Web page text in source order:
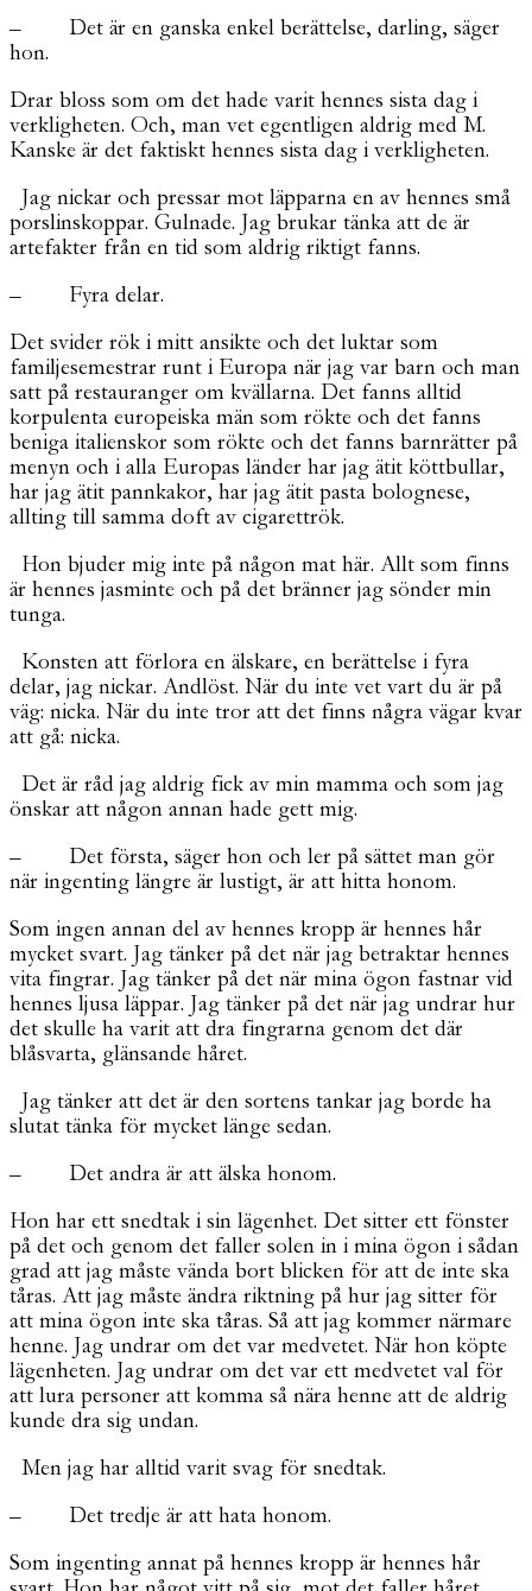
– Det är en ganska enkel berättelse, darling, säger
hon.
Drar bloss som om det hade varit hennes sista dag i
verkligheten. Och, man vet egentligen aldrig med M.
Kanske är det faktiskt hennes sista dag i verkligheten.
Jag nickar och pressar mot läpparna en av hennes små
porslinskoppar. Gulnade. Jag brukar tänka att de är
artefakter från en tid som aldrig riktigt fanns.
– Fyra delar.
Det svider rök i mitt ansikte och det luktar som
familjesemestrar runt i Europa när jag var barn och man
satt på restauranger om kvällarna. Det fanns alltid
korpulenta europeiska män som rökte och det fanns
beniga italienskor som rökte och det fanns barnrätter på
menyn och i alla Europas länder har jag ätit köttbullar,
har jag ätit pannkakor, har jag ätit pasta bolognese,
allting till samma doft av cigarettrök.
Hon bjuder mig inte på någon mat här. Allt som finns
är hennes jasminte och på det bränner jag sönder min
tunga.
Konsten att förlora en älskare, en berättelse i fyra
delar, jag nickar. Andlöst. När du inte vet vart du är på
väg: nicka. När du inte tror att det finns några vägar kvar
att gå: nicka.
Det är råd jag aldrig fick av min mamma och som jag
önskar att någon annan hade gett mig.
– Det första, säger hon och ler på sättet man gör
när ingenting längre är lustigt, är att hitta honom.
Som ingen annan del av hennes kropp är hennes hår
mycket svart. Jag tänker på det när jag betraktar hennes
vita fingrar. Jag tänker på det när mina ögon fastnar vid
hennes ljusa läppar. Jag tänker på det när jag undrar hur
det skulle ha varit att dra fingrarna genom det där
blåsvarta, glänsande håret.
Jag tänker att det är den sortens tankar jag borde ha
slutat tänka för mycket länge sedan.
– Det andra är att älska honom.
Hon har ett snedtak i sin lägenhet. Det sitter ett fönster
på det och genom det faller solen in i mina ögon i sådan
grad att jag måste vända bort blicken för att de inte ska
tåras. Att jag måste ändra riktning på hur jag sitter för
att mina ögon inte ska tåras. Så att jag kommer närmare
henne. Jag undrar om det var medvetet. När hon köpte
lägenheten. Jag undrar om det var ett medvetet val för
att lura personer att komma så nära henne att de aldrig
kunde dra sig undan.
Men jag har alltid varit svag för snedtak.
– Det tredje är att hata honom.
Som ingenting annat på hennes kropp är hennes hår